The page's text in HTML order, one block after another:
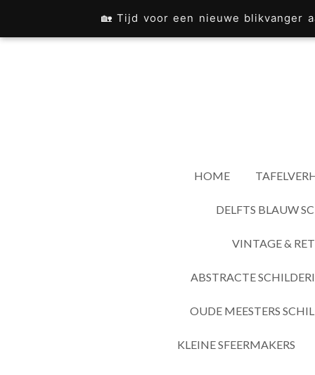
🏡 Tijd voor een nieuwe blikvanger
direct
HOME
DELFTS BLAUW
VINTAGE &
ABSTRACTE
OUDE MEESTERS
KLEINE SFEERMAKERS